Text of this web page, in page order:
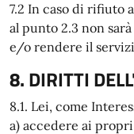
7.2 In caso di rifiuto
al punto 2.3 non
e/o rendere il
8. DIRITTI
8.1. Lei, come
a) accedere ai